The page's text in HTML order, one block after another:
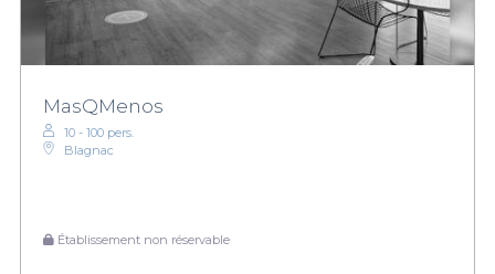
MasQMenos
10 - 100 pers.
Blagnac
Établissement non réservable